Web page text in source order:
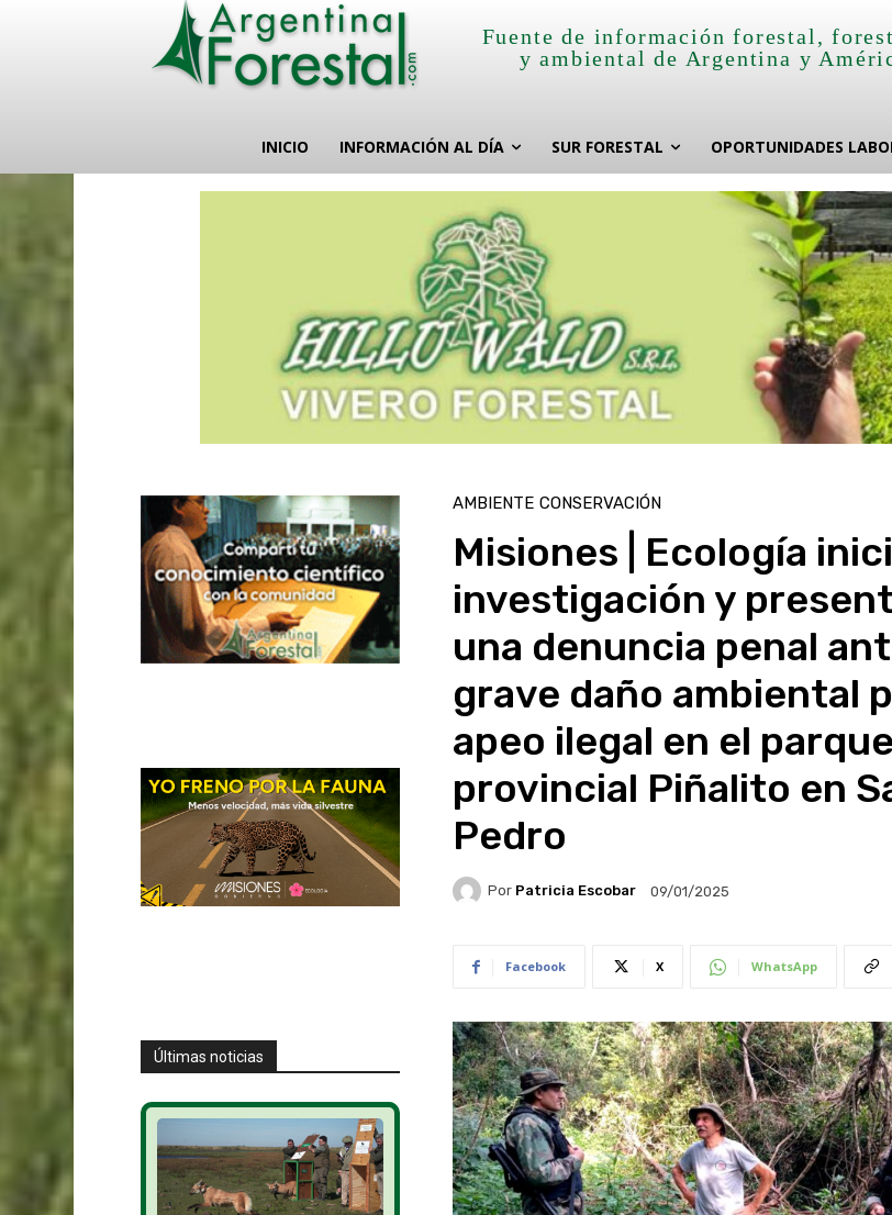
Fuente de información forestal,
y ambiental de Argentina y
INICIO INFORMACIÓN AL DÍA SUR FORESTAL OPORTUNIDADES
Últimas noticias
AMBIENTE CONSERVACIÓN
Misiones | Ecología
investigación y
una denuncia penal
grave daño ambiental
apeo ilegal en el parque
provincial Piñalito en
Pedro
Por Patricia Escobar 09/01/2025
Facebook X WhatsApp